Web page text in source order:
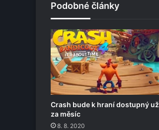
Podobné články
Crash bude k hraní dostupný už
za měsíc
8. 8. 2020